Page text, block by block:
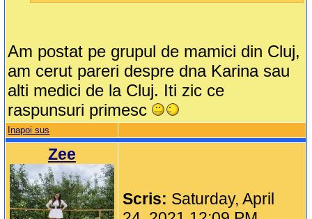
Am postat pe grupul de mamici din Cluj,
am cerut pareri despre dna Karina sau
alti medici de la Cluj. Iti zic ce
raspunsuri primesc
Inapoi sus
Zee
Scris: Saturday, April